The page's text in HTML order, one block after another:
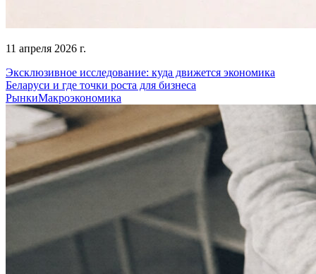
11 апреля 2026 г.
Эксклюзивное исследование: куда движется экономика
Беларуси и где точки роста для бизнеса
РынкиМакроэкономика